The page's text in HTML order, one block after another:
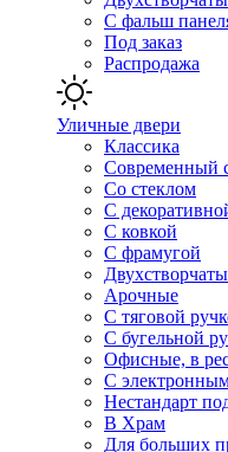
С фальш
Под заказ
Распродажа
Уличные двери
Классика
Современный
Со стеклом
С
С ковкой
С фрамугой
Арочные
С тяговой
С бугельной
Офисные, в
С
Нестандарт
В Храм
Для больших